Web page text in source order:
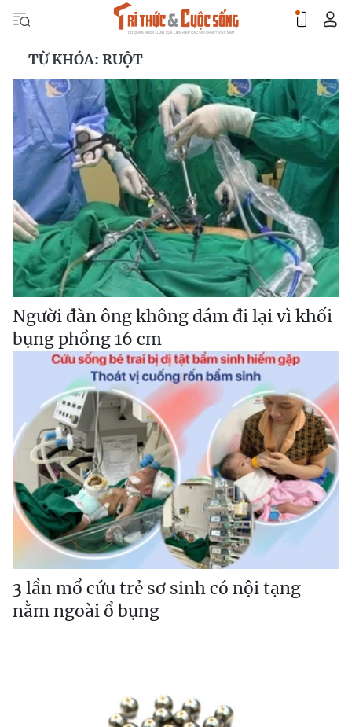
TỪ KHÓA: RUỘT
Người đàn ông không dám đi lại vì khối
bụng phồng 16 cm
3 lần mổ cứu trẻ sơ sinh có nội tạng
nằm ngoài ổ bụng